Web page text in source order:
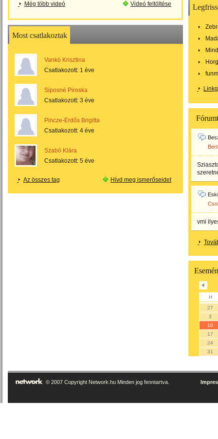
Még több videó Videó feltöltése
Most csatlakoztak
Vankó Krisztina
Csatlakozott: 1 éve
Siposné Piroska
Csatlakozott: 3 éve
Pincze-Erdős Brigitta
Csatlakozott: 4 éve
Szabó Klára
Csatlakozott: 5 éve
Az összes tag Hívd meg ismerőseidet
vmi
H
27
3
10
17
24
31
© 2007 Copyright Network.hu Minden jog fenntartva.